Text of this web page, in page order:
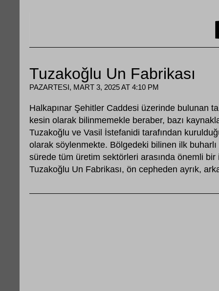
Tuzakoğlu Un Fabrikası
PAZARTESI, MART 3, 2025 AT 4:10 PM
Halkapınar Şehitler Caddesi üzerinde bulunan
kesin olarak bilinmemekle beraber, bazı
Tuzakoğlu ve Vasil İstefanidi tarafından
olarak söylenmekte. Bölgedeki bilinen ilk buharlı
sürede tüm üretim sektörleri arasında önemli
Tuzakoğlu Un Fabrikası, ön cepheden ayrık,